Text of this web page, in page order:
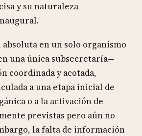
y su naturaleza
en un solo organismo
una única subsecretaría—
coordinada y acotada,
a una etapa inicial de
o a la activación de
previstas pero aún no
la falta de información